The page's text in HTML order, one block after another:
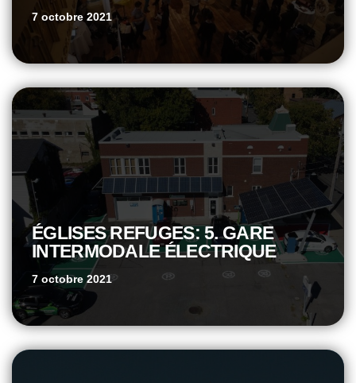
7 octobre 2021
ÉGLISES REFUGES: 5. GARE
INTERMODALE ÉLECTRIQUE
7 octobre 2021